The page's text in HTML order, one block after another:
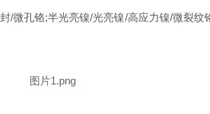
/微孔铬;半光亮镍/光亮镍/高应力镍/微裂纹